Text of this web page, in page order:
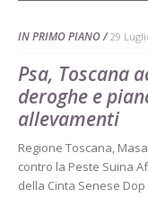
IN PRIMO PIANO 29
Psa, Toscana
deroghe e
allevamenti
Regione Toscana,
contro la Peste Suina
della Cinta Senese